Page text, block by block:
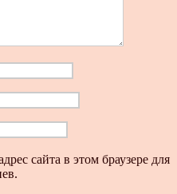
сайта в этом браузере для